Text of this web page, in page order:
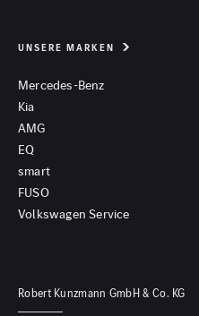
UNSERE MARKEN
Mercedes-Benz
Kia
AMG
EQ
smart
FUSO
Volkswagen Service
Robert Kunzmann GmbH & Co. KG